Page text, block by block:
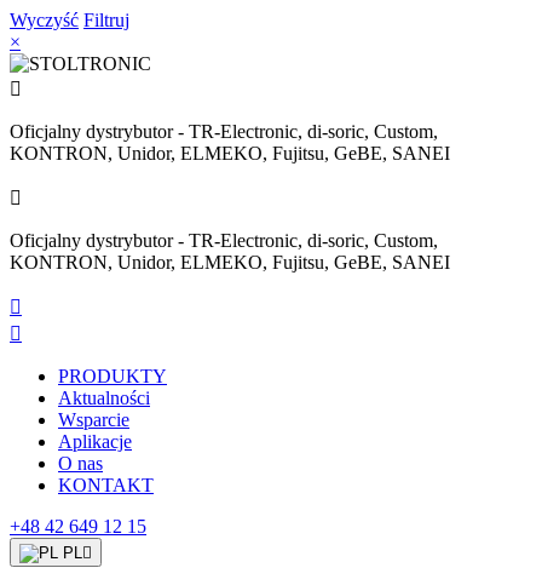
Wyczyść Filtruj
×

Oficjalny dystrybutor - TR-Electronic, di-soric, Custom,
KONTRON, Unidor, ELMEKO, Fujitsu, GeBE, SANEI

Oficjalny dystrybutor - TR-Electronic, di-soric, Custom,
KONTRON, Unidor, ELMEKO, Fujitsu, GeBE, SANEI


PRODUKTY
Aktualności
Wsparcie
Aplikacje
O nas
KONTAKT
+48 42 649 12 15
PL